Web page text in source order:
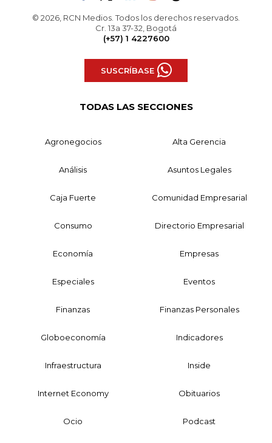
© 2026, RCN Medios. Todos los derechos reservados.
Cr. 13a 37-32, Bogotá
(+57) 1 4227600
SUSCRÍBASE
TODAS LAS SECCIONES
Agronegocios Alta Gerencia
Análisis Asuntos Legales
Caja Fuerte Comunidad Empresarial
Consumo Directorio Empresarial
Economía Empresas
Especiales Eventos
Finanzas Finanzas Personales
Globoeconomía Indicadores
Infraestructura Inside
Internet Economy Obituarios
Ocio Podcast